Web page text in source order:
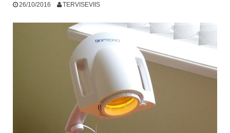
26/10/2016 TERVISEVIIS